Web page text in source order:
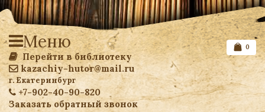
Перейти в библиотеку
kazachiy-hutor@mail.ru
г. Екатеринбург
+7-902-40-90-820
Заказать обратный звонок
0
Меню